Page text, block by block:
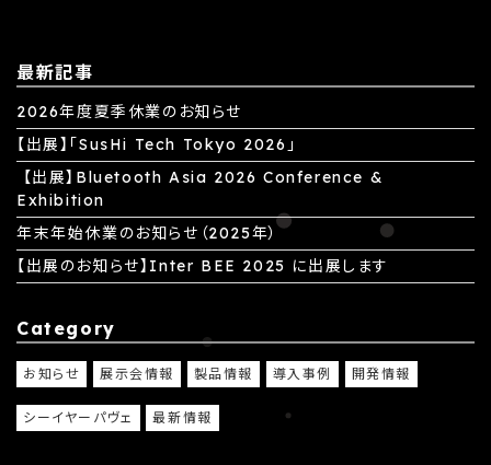
最新記事
2026年度夏季休業のお知らせ
【出展】「SusHi Tech Tokyo 2026」
【出展】Bluetooth Asia 2026 Conference &
Exhibition
年末年始休業のお知らせ（2025年）
【出展のお知らせ】Inter BEE 2025 に出展します
Category
お知らせ 展示会情報 製品情報 導入事例 開発情報
シーイヤーパヴェ 最新情報